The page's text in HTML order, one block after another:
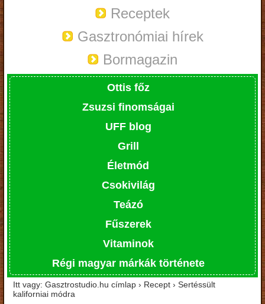
Receptek
Gasztronómiai hírek
Bormagazin
Ottis főz
Zsuzsi finomságai
UFF blog
Grill
Életmód
Csokivilág
Teázó
Fűszerek
Vitaminok
Régi magyar márkák története
Itt vagy: Gasztrostudio.hu címlap › Recept › Sertéssült
kaliforniai módra